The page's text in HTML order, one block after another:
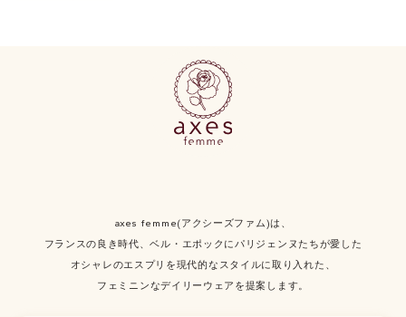
axes femme(アクシーズファム)は、
フランスの良き時代、ベル・エポックにパリジェンヌたちが愛した
オシャレのエスプリを現代的なスタイルに取り入れた、
フェミニンなデイリーウェアを提案します。